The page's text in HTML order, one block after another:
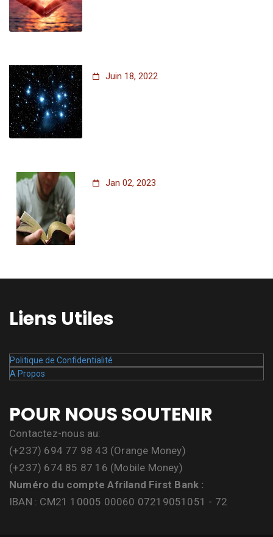
Juin 18, 2022
Jan 02, 2023
Liens Utiles
Politique de Confidentialité
A Propos
POUR NOUS SOUTENIR
Contactez-nous au:
(+237) 694 77 98 43 (Orange Money)
(+237) 674 85 87 16 (Mobile Money)
Numéro du compte Afriland First Bank :
IBAN : CM21 10005 00060 07219051051 - 72